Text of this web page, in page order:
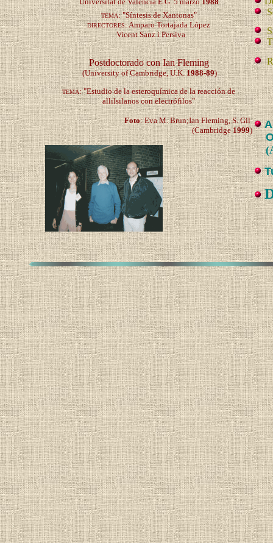
TEMA: "Síntesis de Xantonas"
DIRECTORES: Amparo Tortajada López
Vicent Sanz i Persiva
Postdoctorado con Ian Fleming
(University of Cambridge, U.K.1988-89)
TEMA: "Estudio de la esteroquímica de la reacción de
allilsilanos con electrófilos"
Foto: Eva M. Brun;Ian Fleming, S. Gil
(Cambridge1999)